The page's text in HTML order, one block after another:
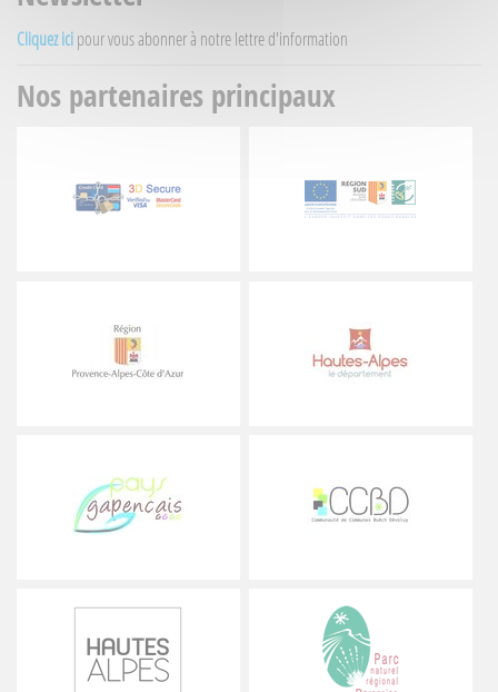
Cliquez ici pour vous abonner à notre lettre d'information
Nos partenaires principaux